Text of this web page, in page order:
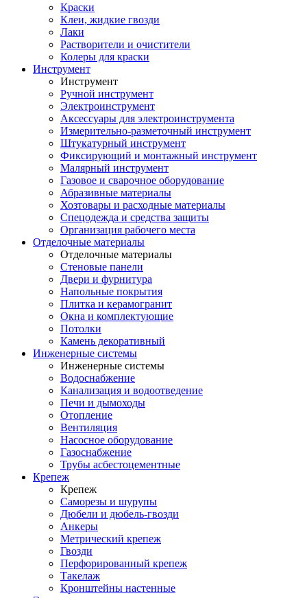
Краски
Клеи, жидкие гвозди
Лаки
Растворители и очистители
Колеры для краски
Инструмент
Инструмент
Ручной инструмент
Электроинструмент
Аксессуары для электроинструмента
Измерительно-разметочный инструмент
Штукатурный инструмент
Фиксирующий и монтажный инструмент
Малярный инструмент
Газовое и сварочное оборудование
Абразивные материалы
Хозтовары и расходные материалы
Спецодежда и средства защиты
Организация рабочего места
Отделочные материалы
Отделочные материалы
Стеновые панели
Двери и фурнитура
Напольные покрытия
Плитка и керамогранит
Окна и комплектующие
Потолки
Камень декоративный
Инженерные системы
Инженерные системы
Водоснабжение
Канализация и водоотведение
Печи и дымоходы
Отопление
Вентиляция
Насосное оборудование
Газоснабжение
Трубы асбестоцементные
Крепеж
Крепеж
Саморезы и шурупы
Дюбели и дюбель-гвозди
Анкеры
Метрический крепеж
Гвозди
Перфорированный крепеж
Такелаж
Кронштейны настенные